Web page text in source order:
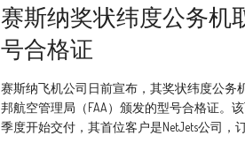
赛斯纳奖状纬度公务机
号合格证
赛斯纳飞机公司日前宣布，其奖状纬度公务
邦航空管理局（FAA）颁发的型号合格证。
季度开始交付，其首位客户是NetJets公司，订